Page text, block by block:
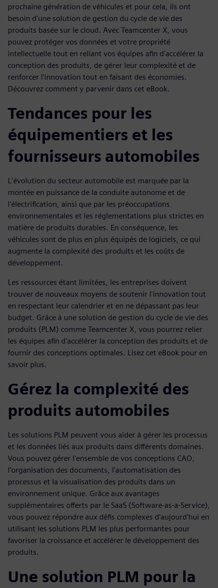
prochaine génération de véhicules et pour cela, ils ont
besoin d'une solution de gestion du cycle de vie des
produits basée sur le cloud. Avec Teamcenter X, vous
pouvez protéger vos données et votre propriété
intellectuelle tout en reliant vos équipes afin d'accélérer la
conception des produits, de gérer leur complexité et de
renforcer l'innovation tout en faisant des économies.
Découvrez comment y parvenir dans cet eBook.
Tendances pour les
équipementiers et les
fournisseurs automobiles
L'évolution du secteur automobile est marquée par la
montée en puissance de la conduite autonome et de
l'électrification, ainsi que par les préoccupations
environnementales et les réglementations plus strictes en
matière de produits durables. En conséquence, les
véhicules sont de plus en plus équipés de logiciels, ce qui
augmente la complexité des produits et les coûts de
développement.
Les ressources étant limitées, les entreprises doivent
trouver de nouveaux moyens de soutenir l'innovation tout
en respectant leur calendrier et en ne dépassant pas leur
budget. Grâce à une solution de gestion du cycle de vie des
produits (PLM) comme Teamcenter X, vous pourrez relier
les équipes afin d'accélérer la conception des produits et de
fournir des conceptions optimales. Lisez cet eBook pour en
savoir plus.
Gérez la complexité des
produits automobiles
Les solutions PLM peuvent vous aider à gérer les processus
et les données liés aux produits dans différents domaines.
Vous pouvez gérer l'ensemble de vos conceptions CAO,
l'organisation des documents, l'automatisation des
processus et la visualisation des produits dans un
environnement unique. Grâce aux avantages
supplémentaires offerts par le SaaS (Software-as-a-Service),
vous pouvez répondre aux défis complexes d'aujourd'hui en
utilisant les solutions PLM les plus performantes pour
favoriser la croissance et accélérer le développement des
produits.
Une solution PLM pour la